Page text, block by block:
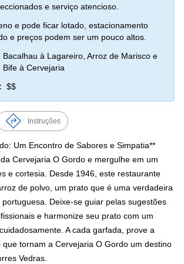
e serviço atencioso.
e pode ficar lotado, estacionamento
e preços podem ser um pouco altos.
Bacalhau à Lagareiro, Arroz de Marisco e
Bife à Cervejaria
$$
Instruções
Um Encontro de Sabores e Simpatia**
Cervejaria O Gordo e mergulhe em um
e cortesia. Desde 1946, este restaurante
de polvo, um prato que é uma verdadeira
Deixe-se guiar pelas sugestões
e harmonize seu prato com um
A cada garfada, prove a
que tornam a Cervejaria O Gordo um destino
Vedras.